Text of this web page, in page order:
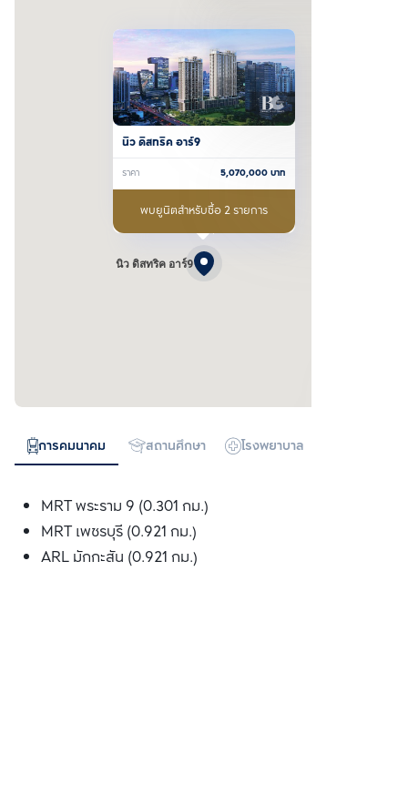
นิว ดิสทริค อาร์9
นิว ดิสทริค อาร์9
ราคา 5,070,000 บาท
พบยูนิตสำหรับซื้อ 2 รายการ
การคมนาคม สถานศึกษา โรงพยาบาล
MRT พระราม 9 (0.301 กม.)
MRT เพชรบุรี (0.921 กม.)
ARL มักกะสัน (0.921 กม.)